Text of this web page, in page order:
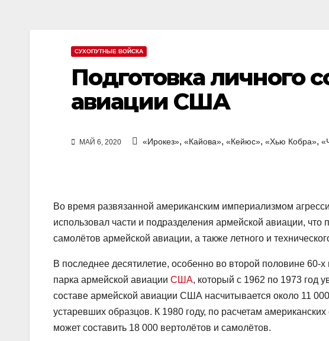
СУХОПУТНЫЕ ВОЙСКА
Подготовка личного
авиации США
МАЙ 6, 2020 «Ирокез», «Кайова», «Кейюс», «Хью Кобра»,
Во время развязанной американским империализмом
использовал части и подразделения армейской авиации, что
самолётов армейской авиации, а также летного и
В последнее десятилетие, особенно во второй половине 60-
парка армейской авиации США, который с 1962 по 1973 год
составе армейской авиации США насчитывается около 11
устаревших образцов. К 1980 году, по расчетам
может составить 18 000 вертолётов и самолётов.